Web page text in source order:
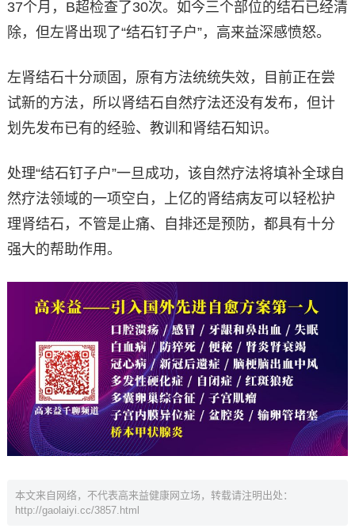
37个月，B超检查了30次。如今三个部位的结石已经清
除，但左肾出现了“结石钉子户”，高来益深感愤怒。
左肾结石十分顽固，原有方法统统失效，目前正在尝
试新的方法，所以肾结石自然疗法还没有发布，但计
划先发布已有的经验、教训和肾结石知识。
处理“结石钉子户”一旦成功，该自然疗法将填补全球自
然疗法领域的一项空白，上亿的肾结病友可以轻松护
理肾结石，不管是止痛、自排还是预防，都具有十分
强大的帮助作用。
本文来自网络，不代表高来益健康网立场，转载请注明出处：
http://gaolaiyi.cc/3857.html